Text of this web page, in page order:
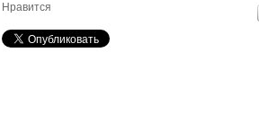
Нравится